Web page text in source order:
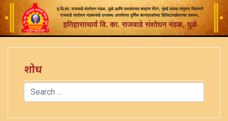
शोध
Search